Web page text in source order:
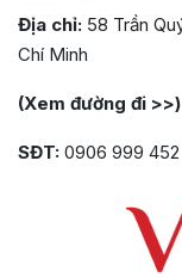
Địa chỉ: 58 Trần
Chí Minh
(Xem đường đi >>)
SĐT: 0906 999 452